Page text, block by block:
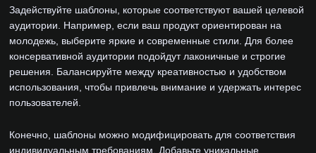
Задействуйте шаблоны, которые соответствуют вашей целевой
аудитории. Например, если ваш продукт ориентирован на
молодежь, выберите яркие и современные стили. Для более
консервативной аудитории подойдут лаконичные и строгие
решения. Балансируйте между креативностью и удобством
использования, чтобы привлечь внимание и удержать интерес
пользователей.
Конечно, шаблоны можно модифицировать для соответствия
индивидуальным требованиям. Добавьте уникальные